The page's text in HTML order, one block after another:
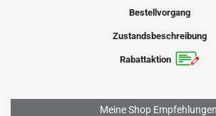
Bestellvorgang
Zustandsbeschreibung
Rabattaktion
Meine Shop